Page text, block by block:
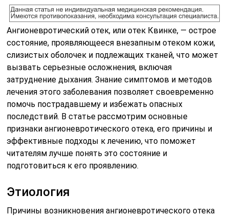
Ангионевротический отек, или отек Квинке, — острое
состояние, проявляющееся внезапным отеком кожи,
слизистых оболочек и подлежащих тканей, что может
вызвать серьезные осложнения, включая
затруднение дыхания. Знание симптомов и методов
лечения этого заболевания позволяет своевременно
помочь пострадавшему и избежать опасных
последствий. В статье рассмотрим основные
признаки ангионевротического отека, его причины и
эффективные подходы к лечению, что поможет
читателям лучше понять это состояние и
подготовиться к его проявлению.
Этиология
Причины возникновения ангионевротического отека